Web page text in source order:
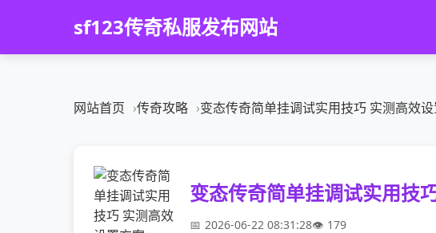
sf123传奇私服发布网站
网站首页 传奇攻略 变态传奇简单挂调试实用技巧 实测高效
变态传奇简单挂调试实用技
2026-06-22 08:31:28 179